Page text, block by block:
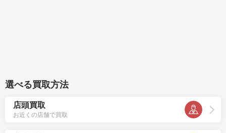
選べる買取方法
店頭買取
お近くの店舗で買取